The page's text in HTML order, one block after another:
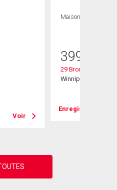
Voir
Maison
399 900
29 Bronstone Blvd
Winnipeg, MB
Enregistrer